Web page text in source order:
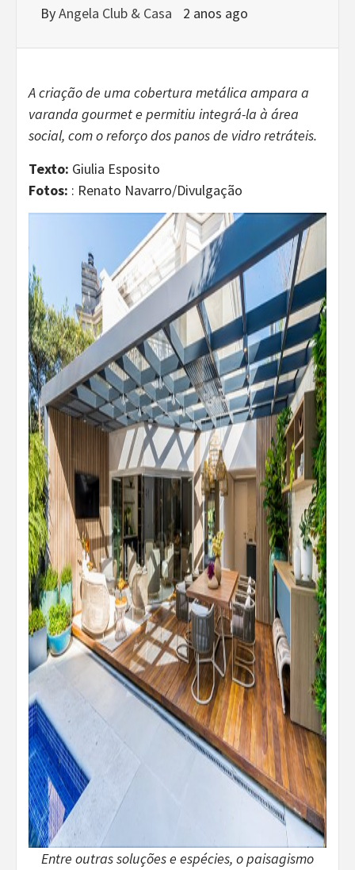
ByAngela Club & Casa 2 anos ago
A criação de uma cobertura metálica ampara a
varanda gourmet e permitiu integrá-la à área
social, com o reforço dos panos de vidro retráteis.
Texto: Giulia Esposito
Fotos: : Renato Navarro/Divulgação
Entre outras soluções e espécies, o paisagismo